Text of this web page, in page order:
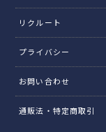
リクルート
プライバシー
お問い合わせ
通販法・特定商取引